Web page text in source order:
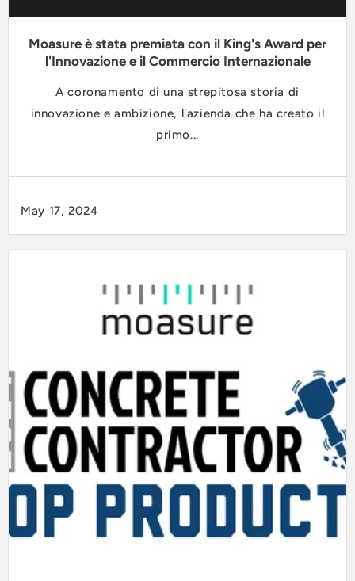
Moasure è stata premiata con il King's Award per
l'Innovazione e il Commercio Internazionale
A coronamento di una strepitosa storia di
innovazione e ambizione, l'azienda che ha creato il
primo...
May 17, 2024